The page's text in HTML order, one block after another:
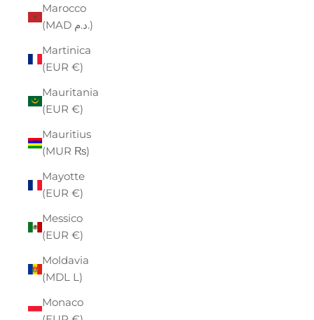
Marocco
(MAD د.م.)
Martinica
(EUR €)
Mauritania
(EUR €)
Mauritius
(MUR ₨)
Mayotte
(EUR €)
Messico
(EUR €)
Moldavia
(MDL L)
Monaco